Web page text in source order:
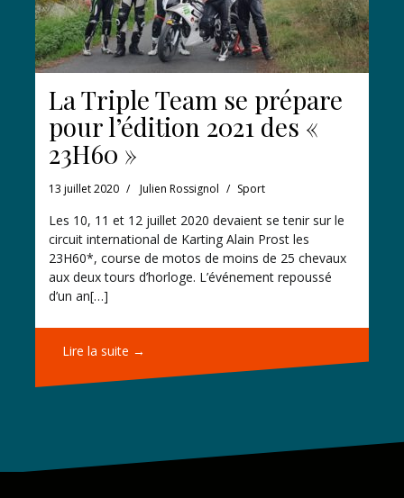
La Triple Team se prépare
pour l’édition 2021 des «
23H60 »
13 juillet 2020 Julien Rossignol Sport
Les 10, 11 et 12 juillet 2020 devaient se tenir sur le
circuit international de Karting Alain Prost les
23H60*, course de motos de moins de 25 chevaux
aux deux tours d’horloge. L’événement repoussé
d’un an[…]
Lire la suite →